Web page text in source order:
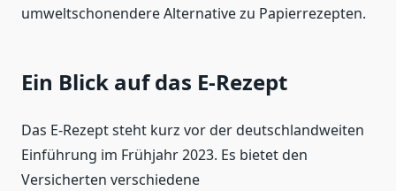
umweltschonendere Alternative zu Papierrezepten.
Ein Blick auf das E-Rezept
Das E-Rezept steht kurz vor der deutschlandweiten
Einführung im Frühjahr 2023. Es bietet den
Versicherten verschiedene